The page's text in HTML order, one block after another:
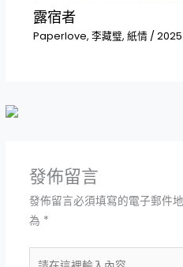
露宿者
Paperlove, 李藏璧, 紙情/ 2025
發佈留言
發佈留言必須填寫的電子郵件
為 *